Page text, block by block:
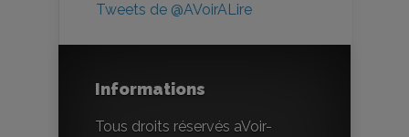
Tweets de @AVoirALire
Informations
Tous droits réservés aVoir-